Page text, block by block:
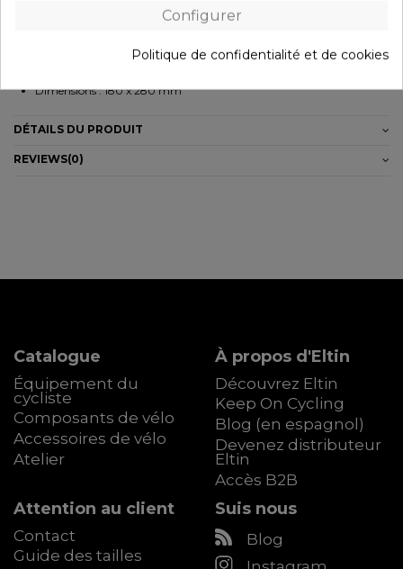
Matière: Gel Tissu doux et résistant
Dimensions : 180 x 280 mm
DÉTAILS DU PRODUIT
REVIEWS(0)
Catalogue
Équipement du
cycliste
Composants de vélo
Accessoires de vélo
Atelier
À propos d'Eltin
Découvrez Eltin
Keep On Cycling
Blog (en espagnol)
Devenez distributeur
Eltin
Accès B2B
Attention au client
Contact
Guide des tailles
Suis nous
Blog
Configurer
Politique de confidentialité et de cookies